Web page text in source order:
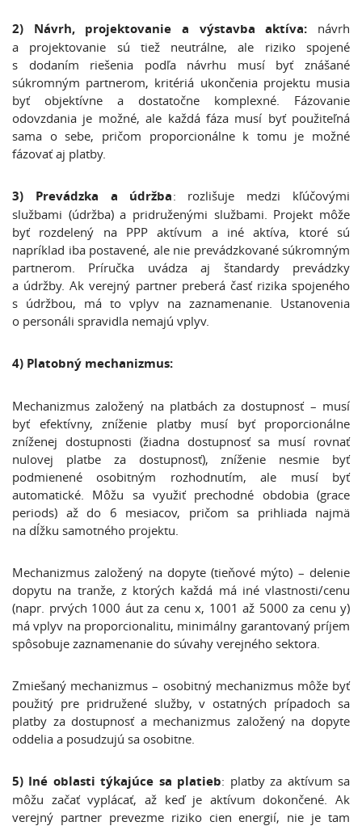
2) Návrh, projektovanie a výstavba aktíva: návrh
a projektovanie sú tiež neutrálne, ale riziko spojené
s dodaním riešenia podľa návrhu musí byť znášané
súkromným partnerom, kritériá ukončenia projektu musia
byť objektívne a dostatočne komplexné. Fázovanie
odovzdania je možné, ale každá fáza musí byť použiteľná
sama o sebe, pričom proporcionálne k tomu je možné
fázovať aj platby.
3) Prevádzka a údržba: rozlišuje medzi kľúčovými
službami (údržba) a pridruženými službami. Projekt môže
byť rozdelený na PPP aktívum a iné aktíva, ktoré sú
napríklad iba postavené, ale nie prevádzkované súkromným
partnerom. Príručka uvádza aj štandardy prevádzky
a údržby. Ak verejný partner preberá časť rizika spojeného
s údržbou, má to vplyv na zaznamenanie. Ustanovenia
o personáli spravidla nemajú vplyv.
4) Platobný mechanizmus:
Mechanizmus založený na platbách za dostupnosť – musí
byť efektívny, zníženie platby musí byť proporcionálne
zníženej dostupnosti (žiadna dostupnosť sa musí rovnať
nulovej platbe za dostupnosť), zníženie nesmie byť
podmienené osobitným rozhodnutím, ale musí byť
automatické. Môžu sa využiť prechodné obdobia (grace
periods) až do 6 mesiacov, pričom sa prihliada najmä
na dĺžku samotného projektu.
Mechanizmus založený na dopyte (tieňové mýto) – delenie
dopytu na tranže, z ktorých každá má iné vlastnosti/cenu
(napr. prvých 1000 áut za cenu x, 1001 až 5000 za cenu y)
má vplyv na proporcionalitu, minimálny garantovaný príjem
spôsobuje zaznamenanie do súvahy verejného sektora.
Zmiešaný mechanizmus – osobitný mechanizmus môže byť
použitý pre pridružené služby, v ostatných prípadoch sa
platby za dostupnosť a mechanizmus založený na dopyte
oddelia a posudzujú sa osobitne.
5) Iné oblasti týkajúce sa platieb: platby za aktívum sa
môžu začať vyplácať, až keď je aktívum dokončené. Ak
verejný partner prevezme riziko cien energií, nie je tam